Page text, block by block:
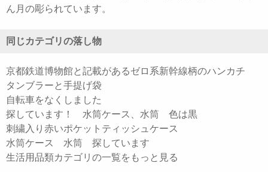
ん月の彫られています。
同じカテゴリの落し物
京都鉄道博物館と記載があるゼロ系新幹線柄のハンカチ
タンブラーと手提げ袋
自転車をなくしました
探しています！ 水筒ケース、水筒 色は黒
刺繍入り赤いポケットティッシュケース
水筒ケース 水筒 探しています
生活用品類カテゴリの一覧をもっと見る